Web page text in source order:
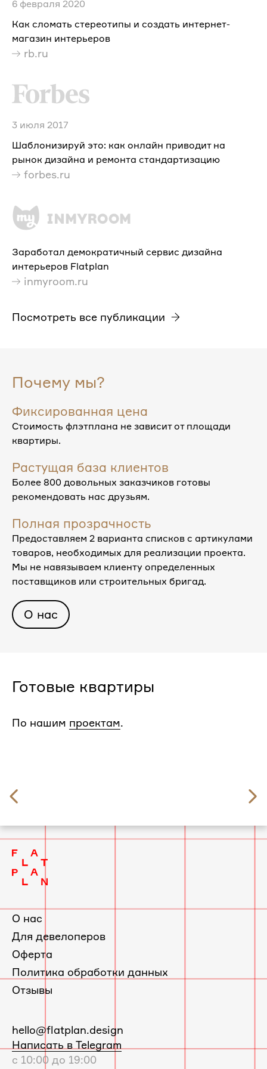
6 февраля 2020
Как сломать стереотипы и создать интернет-
магазин интерьеров
rb.ru
3 июля 2017
Шаблонизируй это: как онлайн приводит на
рынок дизайна и ремонта стандартизацию
forbes.ru
Заработал демократичный сервис дизайна
интерьеров Flatplan
inmyroom.ru
Посмотреть все публикации
Почему мы?
Фиксированная цена
Стоимость флэтплана не зависит от площади
квартиры.
Растущая база клиентов
Более 800 довольных заказчиков готовы
рекомендовать нас друзьям.
Полная прозрачность
Предоставляем 2 варианта списков с артикулами
товаров, необходимых для реализации проекта.
Мы не навязываем клиенту определенных
поставщиков или строительных бригад.
О нас
Готовые квартиры
По нашим проектам.
Фрёкен Снорк
О нас
Для девелоперов
Оферта
Политика обработки данных
Отзывы
E-
mail:
hello@flatplan.design
Написать в Telegram
с 10:00 до 19:00